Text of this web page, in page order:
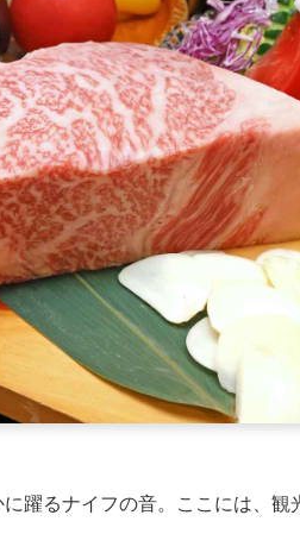
躍るナイフの音。ここには、観